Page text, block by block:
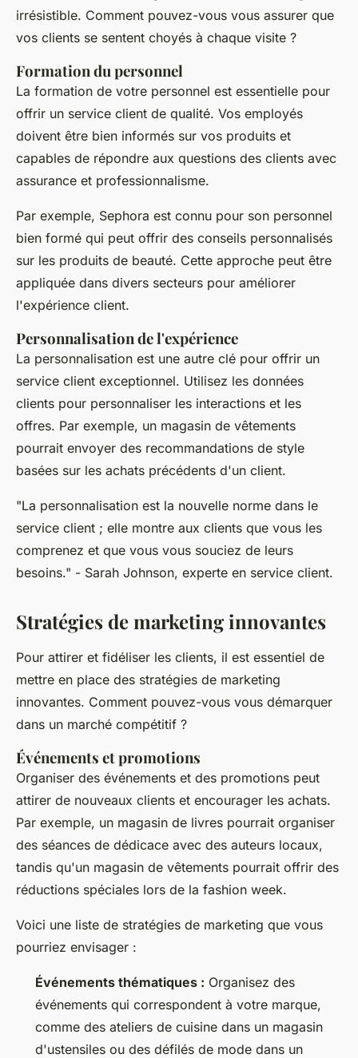
irrésistible. Comment pouvez-vous vous assurer que
vos clients se sentent choyés à chaque visite ?
Formation du personnel
La formation de votre personnel est essentielle pour
offrir un service client de qualité. Vos employés
doivent être bien informés sur vos produits et
capables de répondre aux questions des clients avec
assurance et professionnalisme.
Par exemple, Sephora est connu pour son personnel
bien formé qui peut offrir des conseils personnalisés
sur les produits de beauté. Cette approche peut être
appliquée dans divers secteurs pour améliorer
l'expérience client.
Personnalisation de l'expérience
La personnalisation est une autre clé pour offrir un
service client exceptionnel. Utilisez les données
clients pour personnaliser les interactions et les
offres. Par exemple, un magasin de vêtements
pourrait envoyer des recommandations de style
basées sur les achats précédents d'un client.
"La personnalisation est la nouvelle norme dans le
service client ; elle montre aux clients que vous les
comprenez et que vous vous souciez de leurs
besoins." - Sarah Johnson, experte en service client.
Stratégies de marketing innovantes
Pour attirer et fidéliser les clients, il est essentiel de
mettre en place des stratégies de marketing
innovantes. Comment pouvez-vous vous démarquer
dans un marché compétitif ?
Événements et promotions
Organiser des événements et des promotions peut
attirer de nouveaux clients et encourager les achats.
Par exemple, un magasin de livres pourrait organiser
des séances de dédicace avec des auteurs locaux,
tandis qu'un magasin de vêtements pourrait offrir des
réductions spéciales lors de la fashion week.
Voici une liste de stratégies de marketing que vous
pourriez envisager :
Événements thématiques : Organisez des
événements qui correspondent à votre marque,
comme des ateliers de cuisine dans un magasin
d'ustensiles ou des défilés de mode dans un